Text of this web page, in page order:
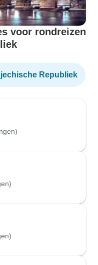
voor rondreizen
Republiek